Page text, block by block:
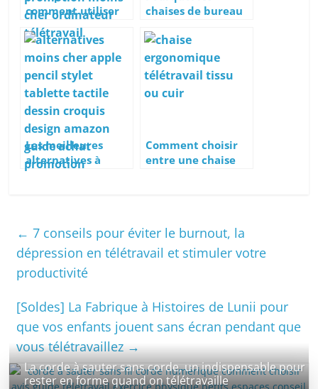
comment utiliser
un écran
d’ordinateur
vertical ou
pivotable ?
chaises de bureau
sont-elles si chères
?
Les meilleures
alternatives à
l’Apple Pencil : le
Comment choisir
entre une chaise
← 7 conseils pour éviter le burnout, la
dépression en télétravail et stimuler votre
productivité
[Soldes] La Fabrique à Histoires de Lunii pour
que vos enfants jouent sans écran pendant que
vous télétravaillez→
La corde à sauter sans corde, un indispensable pour
rester en forme quand on télétravaille